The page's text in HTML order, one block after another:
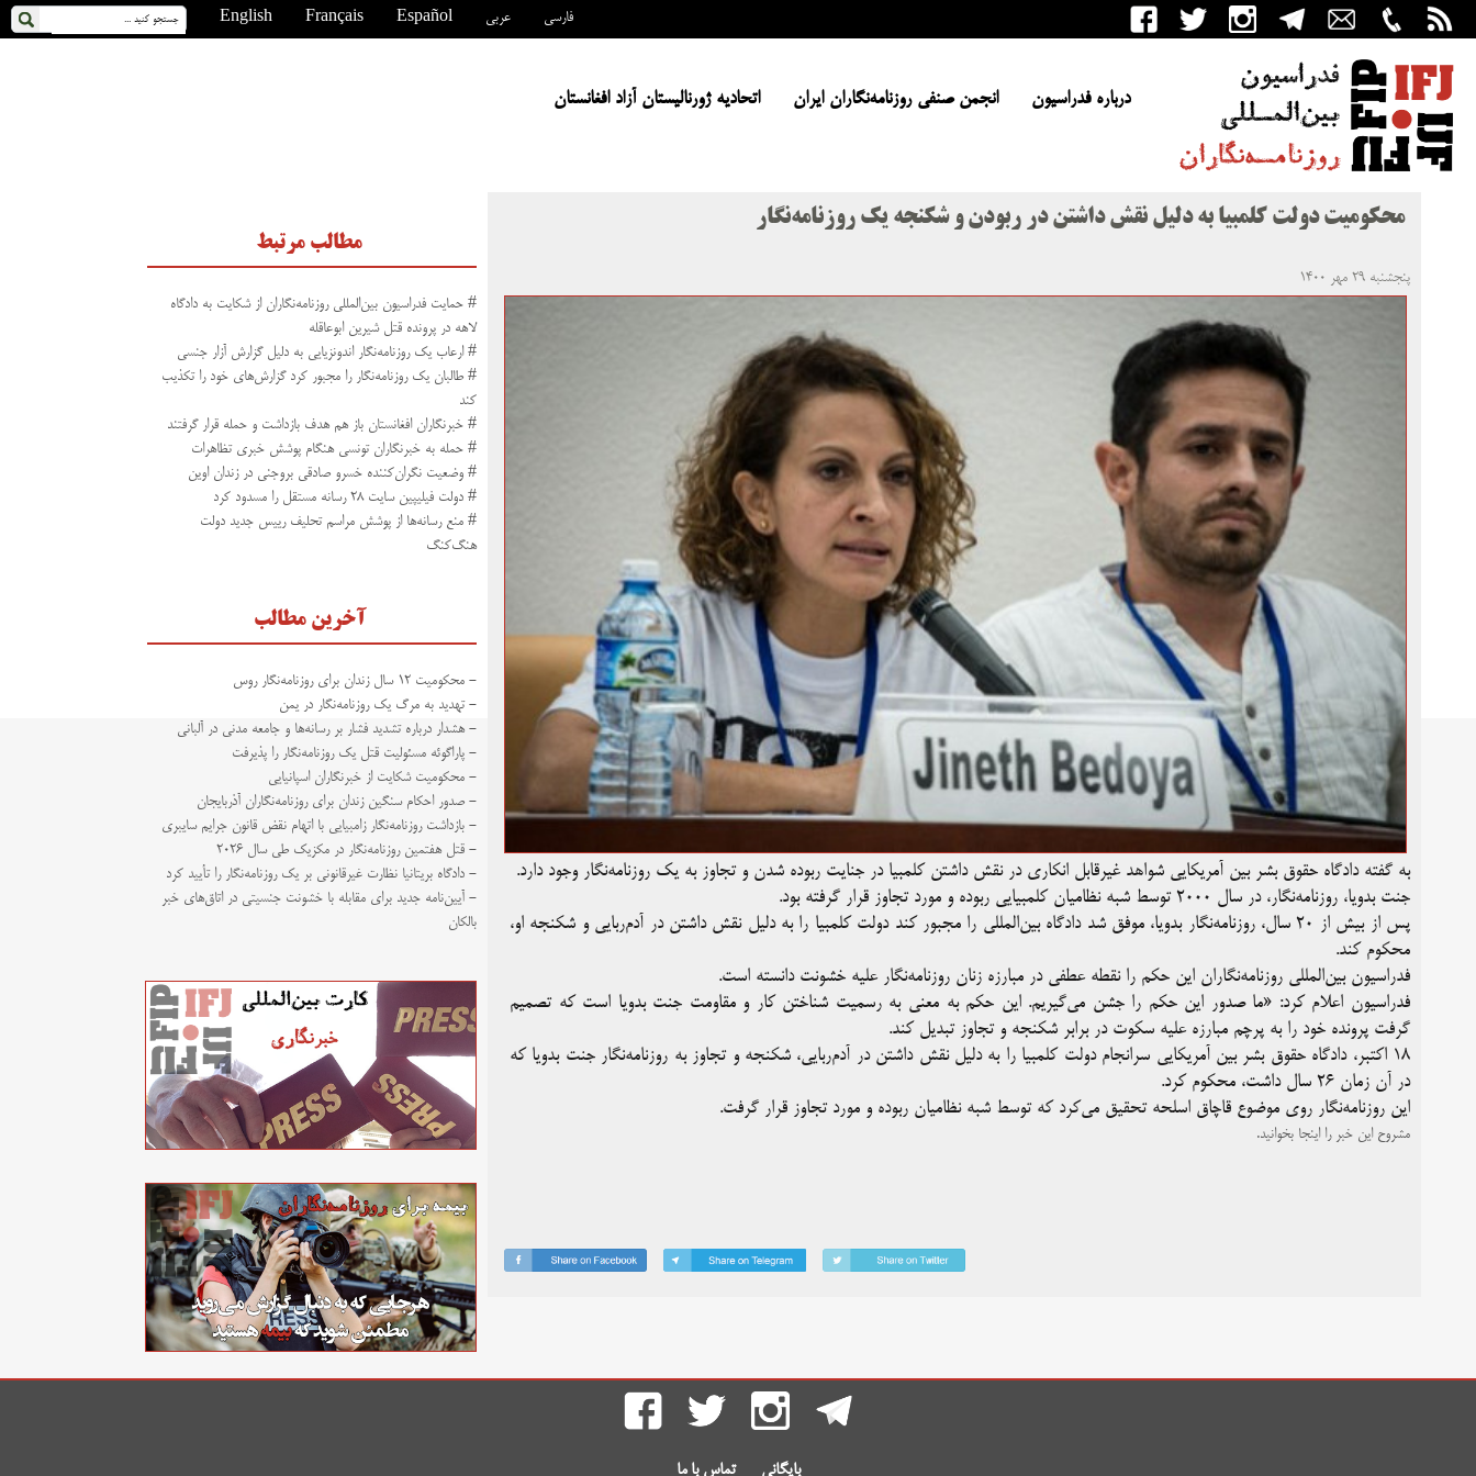
English Français Español عربی فارسی
درباره فدراسیون انجمن صنفی روزنامه‌نگاران ایران اتحادیه ژورنالیستان آزاد افغانستان
محکومیت دولت کلمبیا به دلیل نقش داشتن در ربودن و شکنجه یک روزنامه‌نگار
پنجشنبه ۲۹ مهر ۱۴۰۰
به گفته دادگاه حقوق بشر بین آمریکایی شواهد غیرقابل انکاری در نقش داشتن کلمبیا در جنایت ربوده شدن و تجاوز به یک روزنامه‌نگار وجود دارد.
جنت بدویا،‌ روزنامه‌نگار، در سال ۲۰۰۰ توسط شبه نظامیان کلمبیایی ربوده و مورد تجاوز قرار گرفته بود.
پس از بیش از ۲۰ سال، روزنامه‌نگار بدویا، موفق شد دادگاه بین‌المللی را مجبور کند دولت کلمبیا را به دلیل نقش داشتن در آدم‌ربایی و شکنجه او‌،
محکوم کند.
فدراسیون بین‌المللی روزنامه‌نگاران این حکم را نقطه عطفی در مبارزه زنان روزنامه‌نگار علیه خشونت دانسته است.
فدراسیون اعلام کرد: «ما صدور این حکم را جشن می‌گیریم. این حکم به معنی به رسمیت شناختن کار و مقاومت جنت بدویا است که تصمیم
گرفت پرونده خود را به پرچم مبارزه علیه سکوت در برابر شکنجه و تجاوز تبدیل کند.
۱۸ اکتبر، دادگاه حقوق بشر بین آمریکایی سرانجام دولت کلمبیا را به دلیل نقش داشتن در آدم‌ربایی، شکنجه و تجاوز به روزنامه‌نگار جنت بدویا که
در آن زمان ۲۶ سال داشت، محکوم کرد.
این روزنامه‌نگار روی موضوع قاچاق اسلحه تحقیق می‌کرد که توسط شبه نظامیان ربوده و مورد تجاوز قرار گرفت.
مشروح این خبر را اینجا بخوانید.
مطالب مرتبط
# حمایت فدراسیون بین‌المللی روزنامه‌نگاران از شکایت به دادگاه
لاهه در پرونده قتل شیرین ابوعاقله
# ارعاب یک روزنامه‌نگار اندونزیایی به دلیل گزارش آزار جنسی
# طالبان یک روزنامه‌نگار را مجبور کرد گزارش‌های‌ خود را تکذیب
کند
# خبرنگاران افغانستان باز هم هدف بازداشت و حمله قرار گرفتند
# حمله به خبرنگاران تونسی هنگام پوشش خبری تظاهرات
# وضعیت نگران‌کننده خسرو صادقی بروجنی در زندان اوین
# دولت فیلیپین سایت ۲۸ رسانه‌‌ مستقل را مسدود کرد
# منع رسانه‌ها از پوشش مراسم تحلیف رییس جدید دولت
هنگ‌کنگ
آخرین مطالب
- محکومیت ۱۲ سال زندان برای روزنامه‌نگار روس
- تهدید به مرگ یک روزنامه‌نگار در یمن
- هشدار درباره تشدید فشار بر رسانه‌ها و جامعه مدنی در آلبانی
- پاراگوئه مسئولیت قتل یک روزنامه‌نگار را پذیرفت
- محکومیت شکایت از خبرنگاران اسپانیایی
- صدور احکام سنگین زندان برای روزنامه‌نگاران آذربایجان
- بازداشت روزنامه‌نگار زامبیایی با اتهام نقض قانون جرایم سایبری
- قتل هفتمین روزنامه‌نگار در مکزیک طی سال ۲۰۲۶
- دادگاه بریتانیا نظارت غیرقانونی بر یک روزنامه‌نگار را تأیید کرد
- آیین‌نامه جدید برای مقابله با خشونت جنسیتی در اتاق‌های خبر
بالکان
بایگانی تماس با ما